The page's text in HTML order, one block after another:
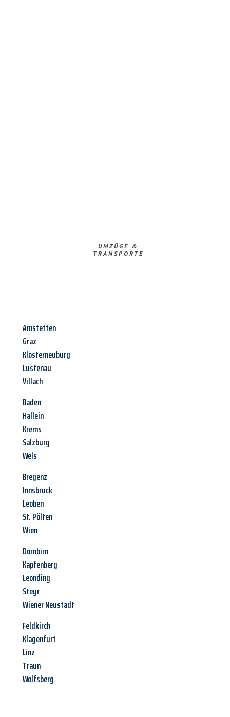
UMZÜGE &
TRANSPORTE
Amstetten
Graz
Klosterneuburg
Lustenau
Villach
Baden
Hallein
Krems
Salzburg
Wels
Bregenz
Innsbruck
Leoben
St. Pölten
Wien
Dornbirn
Kapfenberg
Leonding
Steyr
Wiener Neustadt
Feldkirch
Klagenfurt
Linz
Traun
Wolfsberg